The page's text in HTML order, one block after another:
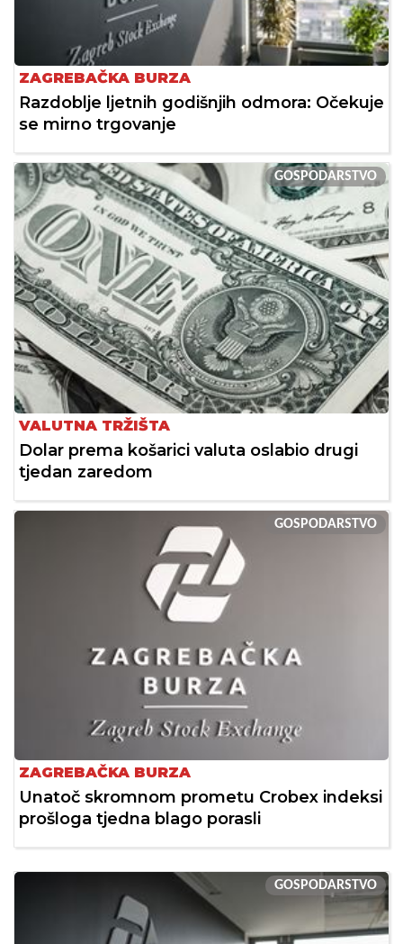
ZAGREBAČKA BURZA
Razdoblje ljetnih godišnjih odmora: Očekuje
se mirno trgovanje
GOSPODARSTVO
VALUTNA TRŽIŠTA
Dolar prema košarici valuta oslabio drugi
tjedan zaredom
GOSPODARSTVO
ZAGREBAČKA BURZA
Unatoč skromnom prometu Crobex indeksi
prošloga tjedna blago porasli
GOSPODARSTVO